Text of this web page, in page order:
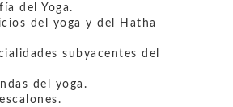
del Yoga.
del yoga y del Hatha
subyacentes del
del yoga.